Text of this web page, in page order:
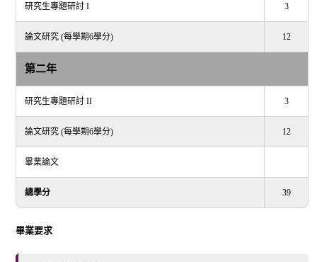
研究生專題研討 I 3
論文研究 (每學期6學分) 12
第二年
研究生專題研討 II 3
論文研究 (每學期6學分) 12
畢業論文
總學分 39
畢業要求